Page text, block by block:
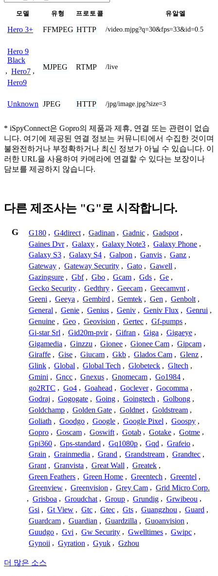
모델 유형 프로토콜 유알엘
Hero 3+ FFMPEG HTTP /video.mjpg?q=30&fps=33&id=0.5
Hero 9
Black
, Hero7 ,
Hero9
MJPEG RTMP /live
Unknown JPEG HTTP /jpg/image.jpg?size=3
* iSpyConnect은 Gopro의 제품과 제휴, 연결 또는 관련이 없습
니다. 여기에 제공된 연결 정보는 커뮤니티에서 수집한 것이며
불완전하거나 부정확하거나 최신 정보가 아닐 수 있습니다. 이
러한 URL을 사용하여 카메라에 연결할 수 있다는 보장이나
담보를 제공하지 않습니다.
다른 제조사는 "G"로 시작합니다.
G G180 , G4direct , Gadinan , Gadnic , Gadspot ,
Gaines Dvr , Galaxy , Galaxy Note3 , Galaxy Phone ,
Galaxy S3 , Galaxy S4 , Galpon , Ganvis , Ganz ,
Gateway , Gateway Security , Gato , Gawell ,
Gazingsure , Gbf , Gbo , Gcam , Gds , Ge ,
Gecko Security , Gedthry , Geecam , Geecamvnt ,
Geeni , Geeya , Gembird , Gemtek , Gen , Genbolt ,
General , Genie , Genius , Geniv , Geniv Flux , Genrui ,
Genuine , Geo , Geovision , Gertec , Gf-pumps ,
Gi-star Srl , Gid20m-pvir , Gifran , Giga , Gigaeye ,
Gigamedia , Ginzzu , Gionee , Gionee Cam , Gipcam ,
Giraffe , Gise , Giucam , Gkb , Glados Cam , Glenz ,
Glink , Global , Global Tech , Globeteck , Gltech ,
Gmini , Gncc , Gnexus , Gnomecam , Go1984 ,
go2RTC , Go4 , Goahead , Goclever , Gocomma ,
Godraj , Gogogate , Going , Goingtech , Golbong ,
Goldchamp , Golden Gate , Goldnet , Goldstream ,
Goliath , Goodgo , Google , Google Pixel , Goospy ,
Gopro , Goscam , Goswift , Gotab , Gotake , Gotme ,
Gpi360 , Gps-standard , Gq1080p , Gqd , Grafeio ,
Grain , Grainmedia , Grand , Grandstream , Grandtec ,
Grant , Granvista , Great Wall , Greatek ,
Green Feathers , Green Home , Greentech , Greentel ,
Greenview , Greenvision , Grey Cam , Grid Micro Corp.
, Grisboa , Groudchat , Group , Grundig , Grwibeou ,
Gsi , Gt View , Gtc , Gtec , Gts , Guangzhou , Guard ,
Guardcam , Guardian , Guardzilla , Guoanvision ,
Guudgo , Gvi , Gw Security , Gwelltimes , Gwipc ,
Gynoii , Gyration , Gyuk , Gzhou
더 많은 소스